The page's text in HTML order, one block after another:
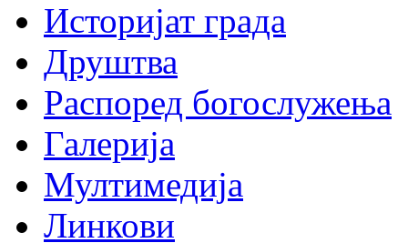
Историјат града
Друштва
Распоред богослужења
Галерија
Мултимедија
Линкови